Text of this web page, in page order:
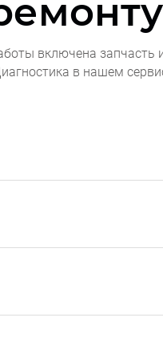
включена запчасть
в нашем